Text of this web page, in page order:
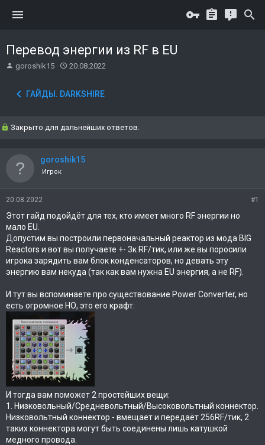
Перевод энергии из RF в EU
А
о
е
goroshik15
Д
а
ч
а
20.08.2022
ГАЙДЫ. DARKSHIRE
Закрыто для дальнейших ответов.
goroshik15
Игрок
20.08.2022 #1
Этот гайд подойдёт для тех, кто имеет много RF энергии но
мало EU.
Допустим вы построили первоначальный реактор из мода BIG
Reactors и вот вы получаете +- 3к RF/тик, или же вы поросили
игрока зарядить вам блок конденсаторов, но девать эту
энергию вам некуда (так как вам нужна EU энергия, а не RF).
И тут вы вспоминаете про существование Power Converter, но
есть огромное НО, это его крафт:
И тогда вам поможет 2 простейших вещи:
1. Низковольный/Средневольтный/Высоковольтный коннектор.
Низковольтный коннектор - вмещает и передаёт 256RF/тик, 2
таких коннектора могут быть соединены лишь катушкой
медного провода.